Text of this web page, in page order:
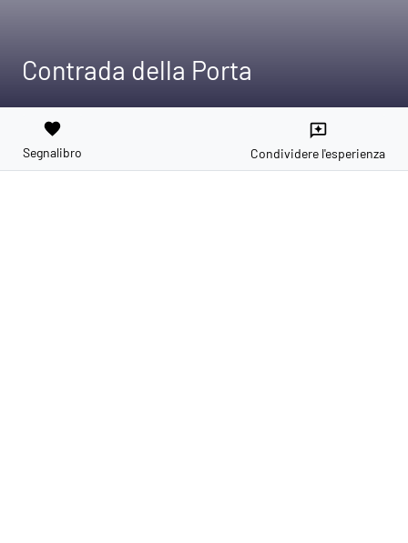
Contrada della Porta
favorite
Segnalibro
reviews
Condividere l'esperienza